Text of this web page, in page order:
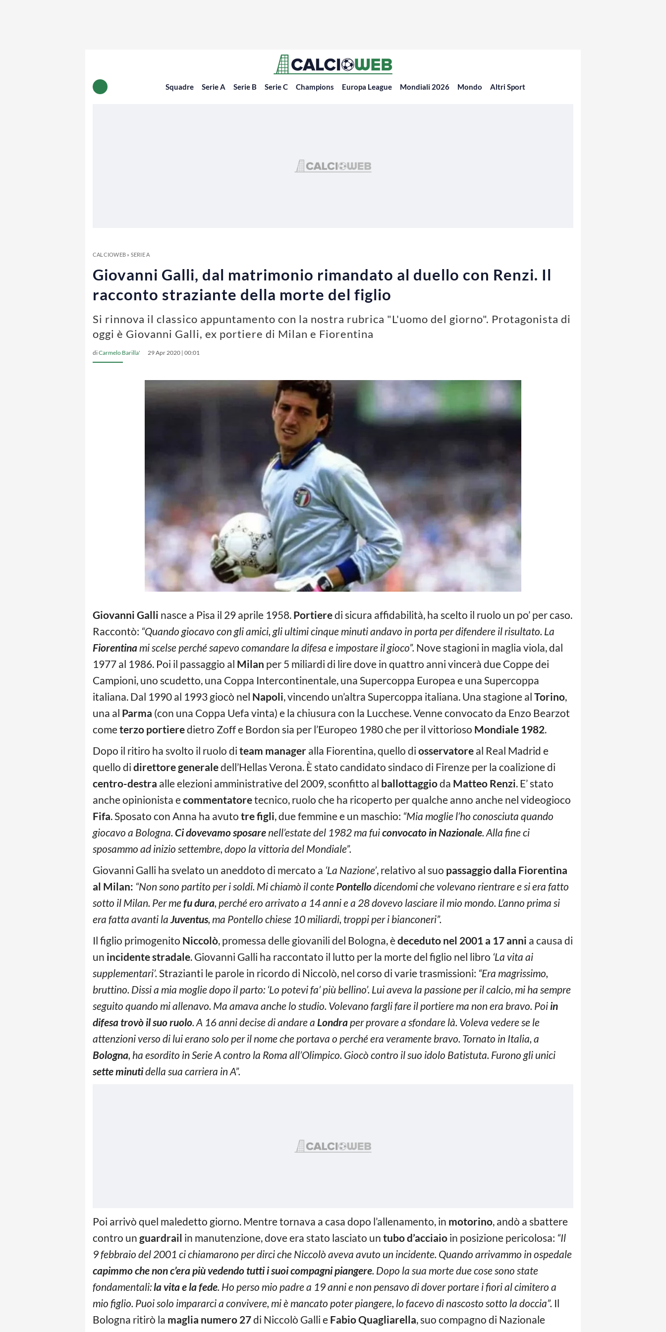
Squadre Serie A Serie B Serie C Champions Europa League Mondiali 2026 Mondo Altri Sport
CALCIOWEB» SERIE A
Giovanni Galli, dal matrimonio rimandato al duello con Renzi. Il
racconto straziante della morte del figlio
Si rinnova il classico appuntamento con la nostra rubrica "L'uomo del giorno". Protagonista di
oggi è Giovanni Galli, ex portiere di Milan e Fiorentina
diCarmelo Barilla' 29 Apr 2020 | 00:01
Giovanni Galli nasce a Pisa il 29 aprile 1958. Portieredi sicura affidabilità, ha scelto il ruolo un po’ per caso.
Raccontò: “Quando giocavo con gli amici, gli ultimi cinque minuti andavo in porta per difendere il risultato. La
Fiorentina mi scelse perché sapevo comandare la difesa e impostare il gioco”. Nove stagioni in maglia viola, dal
1977 al 1986. Poi il passaggio al Milan per 5 miliardi di lire dove in quattro anni vincerà due Coppe dei
Campioni, uno scudetto, una Coppa Intercontinentale, una Supercoppa Europea e una Supercoppa
italiana. Dal 1990 al 1993 giocò nel Napoli, vincendo un’altra Supercoppa italiana. Una stagione al Torino,
una al Parma (con una Coppa Uefa vinta) e la chiusura con la Lucchese. Venne convocato da Enzo Bearzot
cometerzo portieredietro Zoff e Bordon sia per l’Europeo 1980 che per il vittorioso Mondiale 1982.
Dopo il ritiro ha svolto il ruolo di team manager alla Fiorentina, quello di osservatore al Real Madrid e
quello di direttore generaledell’Hellas Verona. È stato candidato sindaco di Firenze per la coalizione di
centro-destra alle elezioni amministrative del 2009, sconfitto al ballottaggioda Matteo Renzi. E’ stato
anche opinionista ecommentatoretecnico, ruolo che ha ricoperto per qualche anno anche nel videogioco
Fifa. Sposato con Anna ha avuto tre figli, due femmine e un maschio: “Mia moglie l’ho conosciuta quando
giocavo a Bologna. Ci dovevamo sposare nell’estate del 1982 ma fuiconvocato in Nazionale. Alla fine ci
sposammo ad inizio settembre, dopo la vittoria del Mondiale”.
Giovanni Galli ha svelato un aneddoto di mercato a ‘La Nazione’, relativo al suo passaggio dalla Fiorentina
al Milan: “Non sono partito per i soldi. Mi chiamò il conte Pontellodicendomi che volevano rientrare e si era fatto
sotto il Milan. Per mefu dura, perché ero arrivato a 14 anni e a 28 dovevo lasciare il mio mondo. L’anno prima si
era fatta avanti la Juventus, ma Pontello chiese 10 miliardi, troppi per i bianconeri”.
Il figlio primogenito Niccolò, promessa delle giovanili del Bologna, èdeceduto nel 2001 a 17 anni a causa di
un incidente stradale. Giovanni Galli ha raccontato il lutto per la morte del figlio nel libro ‘La vita ai
supplementari’. Strazianti le parole in ricordo di Niccolò, nel corso di varie trasmissioni: “Era magrissimo,
bruttino. Dissi a mia moglie dopo il parto: ‘Lo potevi fa’ più bellino’. Lui aveva la passione per il calcio, mi ha sempre
seguito quando mi allenavo. Ma amava anche lo studio. Volevano fargli fare il portiere ma non era bravo. Poi in
difesa trovò il suo ruolo. A 16 anni decise di andare a Londra per provare a sfondare là. Voleva vedere se le
attenzioni verso di lui erano solo per il nome che portava o perché era veramente bravo. Tornato in Italia, a
Bologna, ha esordito in Serie A contro la Roma all’Olimpico. Giocò contro il suo idolo Batistuta. Furono gli unici
sette minutidella sua carriera in A”.
Poi arrivò quel maledetto giorno. Mentre tornava a casa dopo l’allenamento, in motorino, andò a sbattere
contro un guardrail in manutenzione, dove era stato lasciato un tubo d’acciaio in posizione pericolosa: “Il
9 febbraio del 2001 ci chiamarono per dirci che Niccolò aveva avuto un incidente. Quando arrivammo in ospedale
capimmo che non c’era più vedendo tutti i suoi compagni piangere. Dopo la sua morte due cose sono state
fondamentali:la vita e la fede. Ho perso mio padre a 19 anni e non pensavo di dover portare i fiori al cimitero a
mio figlio. Puoi solo impararci a convivere, mi è mancato poter piangere, lo facevo di nascosto sotto la doccia”. Il
Bologna ritirò la maglia numero 27di Niccolò Galli e Fabio Quagliarella, suo compagno di Nazionale